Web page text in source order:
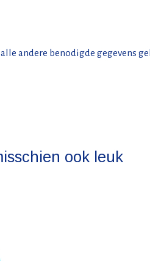
andere benodigde gegevens
ook leuk